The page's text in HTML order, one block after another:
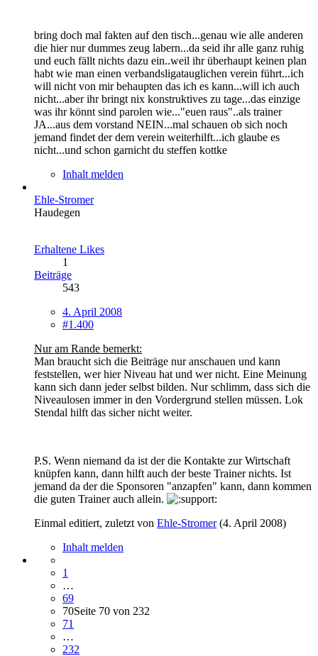
bring doch mal fakten auf den tisch...genau wie alle anderen
die hier nur dummes zeug labern...da seid ihr alle ganz ruhig
und euch fällt nichts dazu ein..weil ihr überhaupt keinen plan
habt wie man einen verbandsligatauglichen verein führt...ich
will nicht von mir behaupten das ich es kann...will ich auch
nicht...aber ihr bringt nix konstruktives zu tage...das einzige
was ihr könnt sind parolen wie..."euen raus"..als trainer
JA...aus dem vorstand NEIN...mal schauen ob sich noch
jemand findet der dem verein weiterhilft...ich glaube es
nicht...und schon garnicht du steffen kottke
Inhalt melden
Ehle-Stromer
Haudegen
Erhaltene Likes
1
Beiträge
543
4. April 2008
#1.400
Nur am Rande bemerkt:
Man braucht sich die Beiträge nur anschauen und kann
feststellen, wer hier Niveau hat und wer nicht. Eine Meinung
kann sich dann jeder selbst bilden. Nur schlimm, dass sich die
Niveaulosen immer in den Vordergrund stellen müssen. Lok
Stendal hilft das sicher nicht weiter.
P.S. Wenn niemand da ist der die Kontakte zur Wirtschaft
knüpfen kann, dann hilft auch der beste Trainer nichts. Ist
jemand da der die Sponsoren "anzapfen" kann, dann kommen
die guten Trainer auch allein.
Einmal editiert, zuletzt von Ehle-Stromer(4. April 2008)
Inhalt melden
1
…
69
70Seite 70 von 232
71
…
232